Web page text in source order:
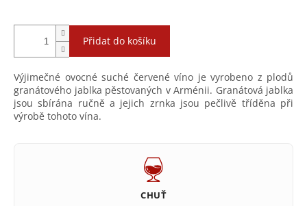
Přidat do košíku
Výjimečné ovocné suché červené víno je vyrobeno z plodů
granátového jablka pěstovaných v Arménii. Granátová jablka
jsou sbírána ručně a jejich zrnka jsou pečlivě tříděna při
výrobě tohoto vína.
CHUŤ